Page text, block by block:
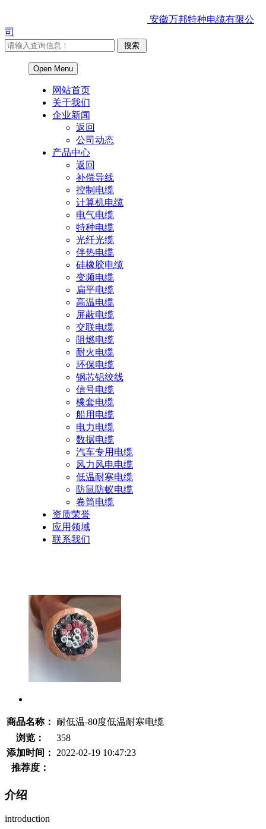
安徽万邦特种电缆有限公
司
Open Menu
网站首页
关于我们
企业新闻
返回
公司动态
产品中心
返回
补偿导线
控制电缆
计算机电缆
电气电缆
特种电缆
光纤光缆
伴热电缆
硅橡胶电缆
变频电缆
扁平电缆
高温电缆
屏蔽电缆
交联电缆
阻燃电缆
耐火电缆
环保电缆
钢芯铝绞线
信号电缆
橡套电缆
船用电缆
电力电缆
数据电缆
汽车专用电缆
风力风电电缆
低温耐寒电缆
防鼠防蚁电缆
卷筒电缆
资质荣誉
应用领域
联系我们
商品名称： 耐低温-80度低温耐寒电缆
浏览：
358
添加时间：
2022-02-19 10:47:23
推荐度：
介绍
introduction